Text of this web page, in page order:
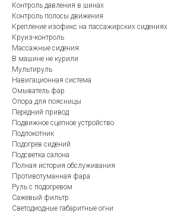
Контроль давления в шинах
Контроль полосы движения
Крепление изофикс на пассажирских сидениях
Круиз-контроль
Массажные сидения
В машине не курили
Мультируль
Навигационная система
Омыватель фар
Опора для поясницы
Передний привод
Подвижное сцепное устройство
Подлокотник
Подогрев сидений
Подсветка салона
Полная история обслуживания
Противотуманная фара
Руль с подогревом
Сажевый фильтр
Светодиодные габаритные огни